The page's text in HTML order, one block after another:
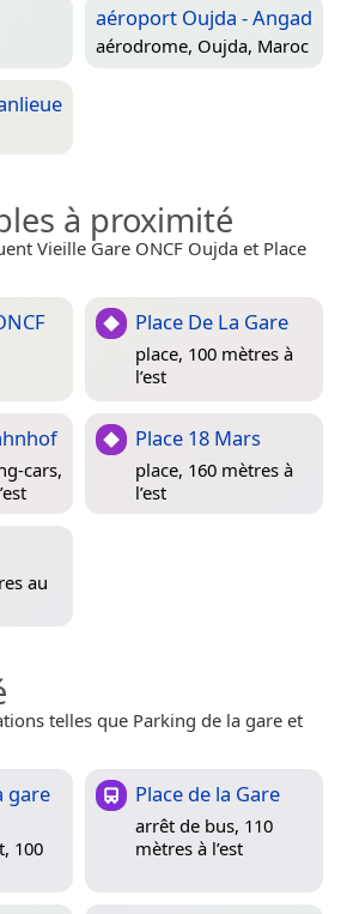
aéroport Oujda - Angad
aérodrome, Oujda, Maroc
à proximité
Vieille Gare ONCF Oujda et Place
Place De La Gare
place, 100 mètres à
l’est
cars,
Place 18 Mars
place, 160 mètres à
l’est
au
telles que Parking de la gare et
gare
100
Place de la Gare
arrêt de bus, 110
mètres à l’est